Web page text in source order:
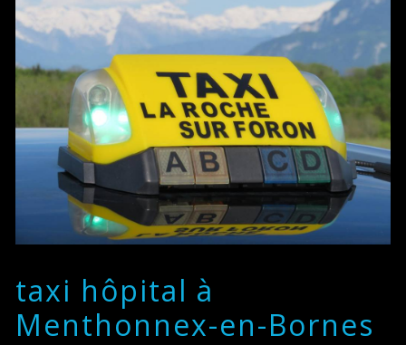
taxi hôpital à
Menthonnex-en-Bornes